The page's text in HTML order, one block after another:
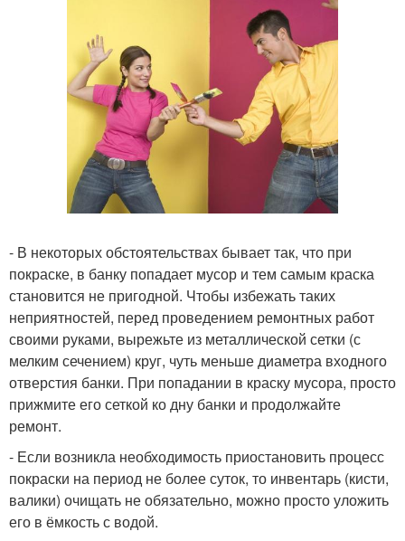
- В некоторых обстоятельствах бывает так, что при
покраске, в банку попадает мусор и тем самым краска
становится не пригодной. Чтобы избежать таких
неприятностей, перед проведением ремонтных работ
своими руками, вырежьте из металлической сетки (с
мелким сечением) круг, чуть меньше диаметра входного
отверстия банки. При попадании в краску мусора, просто
прижмите его сеткой ко дну банки и продолжайте
ремонт.
- Если возникла необходимость приостановить процесс
покраски на период не более суток, то инвентарь (кисти,
валики) очищать не обязательно, можно просто уложить
его в ёмкость с водой.